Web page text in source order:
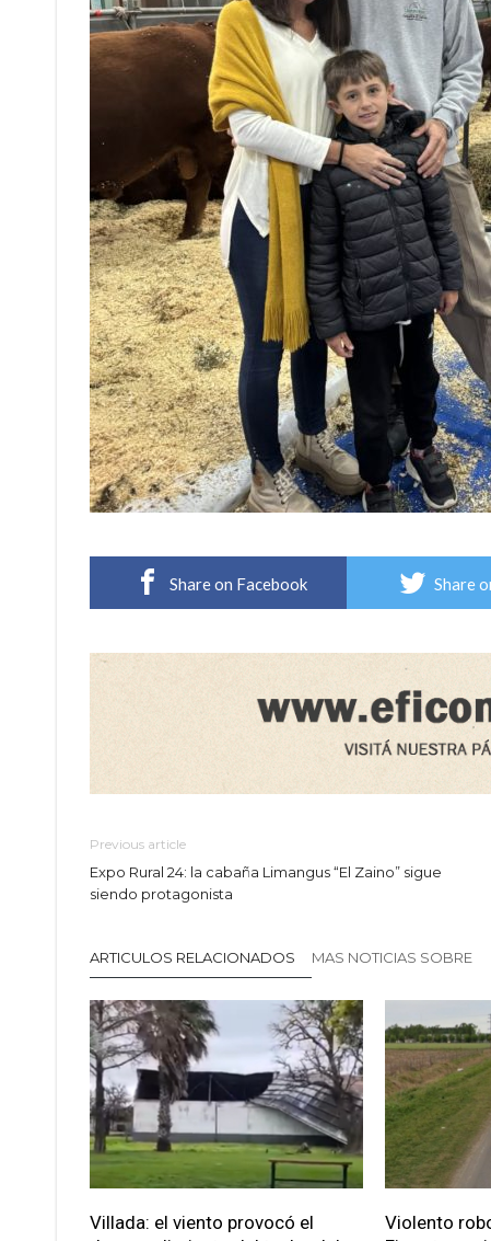
Share on Facebook Share
Previous article
Expo Rural 24: la cabaña Limangus “El Zaino” sigue
siendo protagonista
ARTICULOS RELACIONADOS MAS NOTICIAS SOBRE
Villada: el viento provocó el
Violento